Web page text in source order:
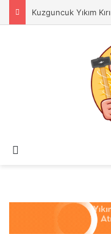
Kuzguncuk Yıkım